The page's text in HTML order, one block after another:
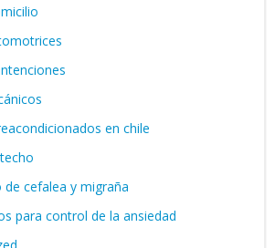
en chile
cefalea y migraña
para control de la ansiedad